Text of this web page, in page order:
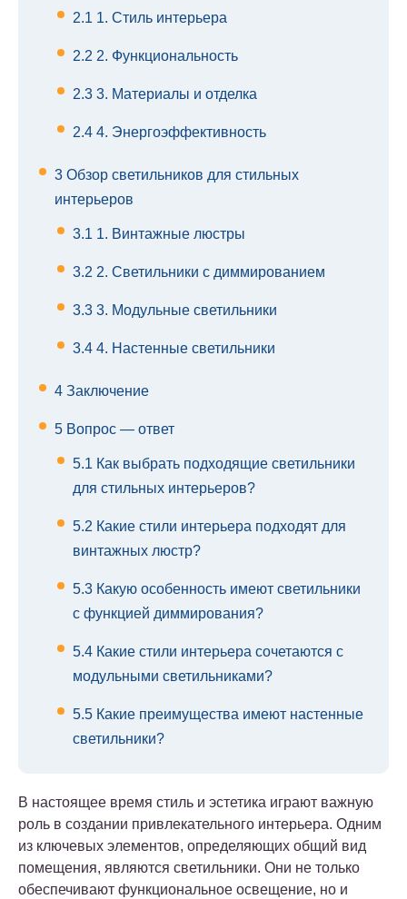
2.1 1. Стиль интерьера
2.2 2. Функциональность
2.3 3. Материалы и отделка
2.4 4. Энергоэффективность
3 Обзор светильников для стильных
интерьеров
3.1 1. Винтажные люстры
3.2 2. Светильники с диммированием
3.3 3. Модульные светильники
3.4 4. Настенные светильники
4 Заключение
5 Вопрос — ответ
5.1 Как выбрать подходящие светильники
для стильных интерьеров?
5.2 Какие стили интерьера подходят для
винтажных люстр?
5.3 Какую особенность имеют светильники
с функцией диммирования?
5.4 Какие стили интерьера сочетаются с
модульными светильниками?
5.5 Какие преимущества имеют настенные
светильники?
В настоящее время стиль и эстетика играют важную
роль в создании привлекательного интерьера. Одним
из ключевых элементов, определяющих общий вид
помещения, являются светильники. Они не только
обеспечивают функциональное освещение, но и